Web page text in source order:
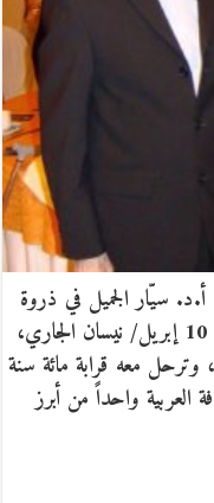
سيّار الجميل في ذروة
المحنة التي تجتاح الجميع، رحل في لندن، يوم 10 إبريل/ نيسان الجاري،
وترحل معه قرابة مائة سنة
العربية واحداً من أبرز